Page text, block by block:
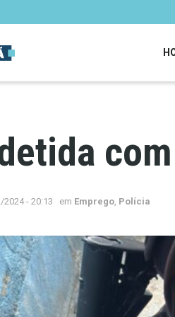
2024 - 20:13 em Emprego, Polícia